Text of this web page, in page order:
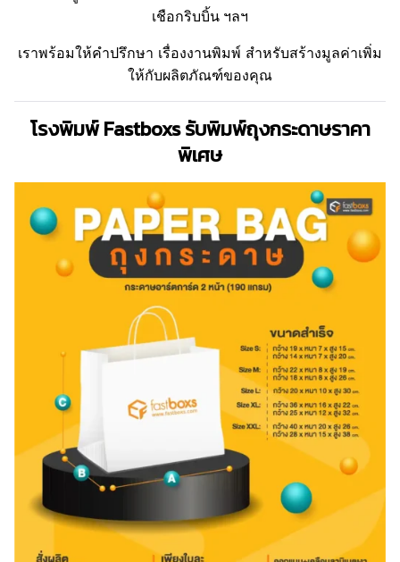
เชือกริบบิ้น ฯลฯ
เราพร้อมให้คำปรึกษา เรื่องงานพิมพ์ สำหรับสร้างมูลค่าเพิ่ม
ให้กับผลิตภัณฑ์ของคุณ
โรงพิมพ์ Fastboxs รับพิมพ์ถุงกระดาษราคา
พิเศษ